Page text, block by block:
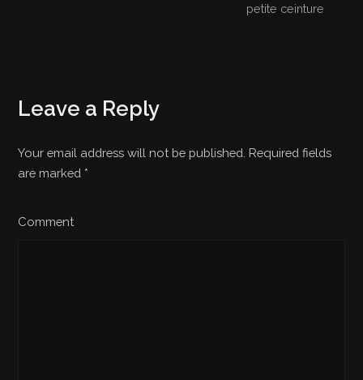
petite ceinture
Leave a Reply
Your email address will not be published. Required fields
are marked *
Comment